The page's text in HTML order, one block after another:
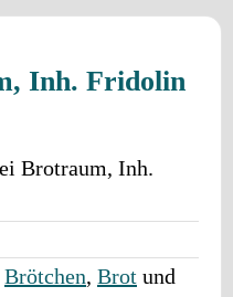
Inh. Fridolin
Brotraum, Inh.
Brötchen, Brot und